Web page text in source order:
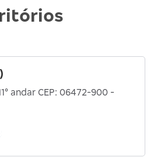
andar CEP: 06472-900 -